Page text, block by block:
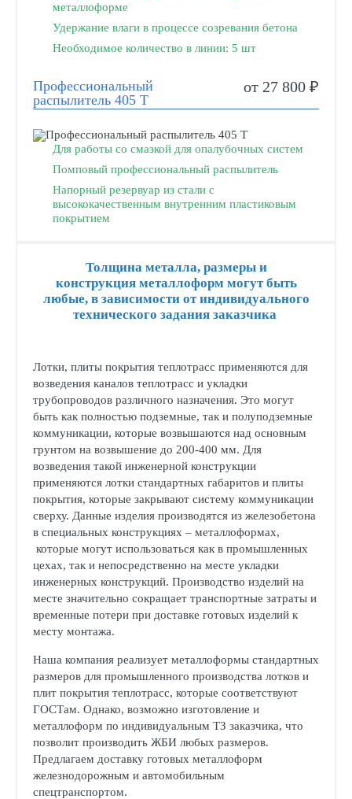
металлоформе
Удержание влаги в процессе созревания бетона
Необходимое количество в линии: 5 шт
Профессиональный
распылитель 405 Т
от 27 800 ₽
Для работы со смазкой для опалубочных систем
Помповый профессиональный распылитель
Напорный резервуар из стали с
высококачественным внутренним пластиковым
покрытием
Толщина металла, размеры и
конструкция металлоформ могут быть
любые, в зависимости от индивидуального
технического задания заказчика
Лотки, плиты покрытия теплотрасс применяются для
возведения каналов теплотрасс и укладки
трубопроводов различного назначения. Это могут
быть как полностью подземные, так и полуподземные
коммуникации, которые возвышаются над основным
грунтом на возвышение до 200-400 мм. Для
возведения такой инженерной конструкции
применяются лотки стандартных габаритов и плиты
покрытия, которые закрывают систему коммуникации
сверху. Данные изделия производятся из железобетона
в специальных конструкциях – металлоформах,
которые могут использоваться как в промышленных
цехах, так и непосредственно на месте укладки
инженерных конструкций. Производство изделий на
месте значительно сокращает транспортные затраты и
временные потери при доставке готовых изделий к
месту монтажа.
Наша компания реализует металлоформы стандартных
размеров для промышленного производства лотков и
плит покрытия теплотрасс, которые соответствуют
ГОСТам. Однако, возможно изготовление и
металлоформ по индивидуальным ТЗ заказчика, что
позволит производить ЖБИ любых размеров.
Предлагаем доставку готовых металлоформ
железнодорожным и автомобильным
спецтранспортом.